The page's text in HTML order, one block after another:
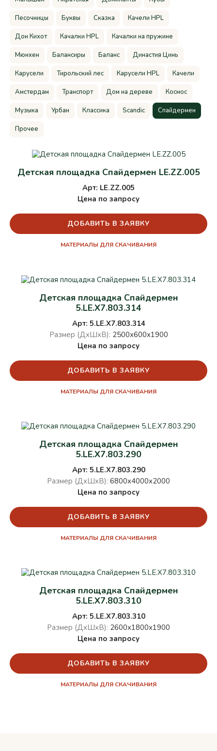
Песочницы Буквы Сказка Качели HPL
Дон Кихот Качалки HPL Качалки на пружине
Мюнхен Балансиры Баланс Династия Цинь
Карусели Тирольский лес Карусели HPL Качели
Амстердам Транспорт Дом на дереве Космос
Музыка Урбан Классика Scandic Спайдермен
Прочее
Детская площадка Спайдермен LE.ZZ.005
Арт: LE.ZZ.005
Цена по запросу
ДОБАВИТЬ В ЗАЯВКУ
МАТЕРИАЛЫ ДЛЯ СКАЧИВАНИЯ
Детская площадка Спайдермен
5.LE.X7.803.314
Арт: 5.LE.X7.803.314
Размер (ДхШхВ): 2500х600х1900
Цена по запросу
ДОБАВИТЬ В ЗАЯВКУ
МАТЕРИАЛЫ ДЛЯ СКАЧИВАНИЯ
Детская площадка Спайдермен
5.LE.X7.803.290
Арт: 5.LE.X7.803.290
Размер (ДхШхВ): 6800х4000х2000
Цена по запросу
ДОБАВИТЬ В ЗАЯВКУ
МАТЕРИАЛЫ ДЛЯ СКАЧИВАНИЯ
Детская площадка Спайдермен
5.LE.X7.803.310
Арт: 5.LE.X7.803.310
Размер (ДхШхВ): 2600х1800х1900
Цена по запросу
ДОБАВИТЬ В ЗАЯВКУ
МАТЕРИАЛЫ ДЛЯ СКАЧИВАНИЯ